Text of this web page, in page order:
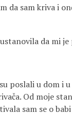
da sam kriva i
da mi
poslali u dom i
Od moje
sam se o